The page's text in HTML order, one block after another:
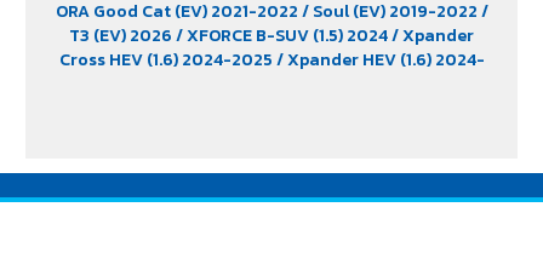
ORA Good Cat (EV) 2021-2022/ Soul (EV) 2019-2022/
T3 (EV) 2026/ XFORCE B-SUV (1.5) 2024/ Xpander
Cross HEV (1.6) 2024-2025/ Xpander HEV (1.6) 2024-